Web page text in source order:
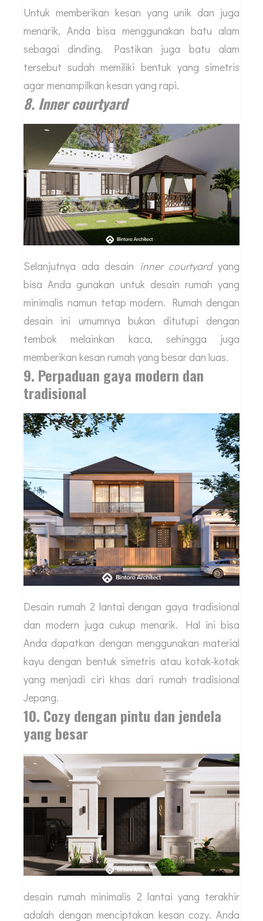
Untuk memberikan kesan yang unik dan juga
menarik, Anda bisa menggunakan batu alam
sebagai dinding. Pastikan juga batu alam
tersebut sudah memiliki bentuk yang simetris
agar menampilkan kesan yang rapi.
8. Inner courtyard
Selanjutnya ada desain inner courtyardyang
bisa Anda gunakan untuk desain rumah yang
minimalis namun tetap modern. Rumah dengan
desain ini umumnya bukan ditutupi dengan
tembok melainkan kaca, sehingga juga
memberikan kesan rumah yang besar dan luas.
9. Perpaduan gaya modern dan
tradisional
Desain rumah 2 lantai dengan gaya tradisional
dan modern juga cukup menarik. Hal ini bisa
Anda dapatkan dengan menggunakan material
kayu dengan bentuk simetris atau kotak-kotak
yang menjadi ciri khas dari rumah tradisional
Jepang.
10. Cozy dengan pintu dan jendela
yang besar
desain rumah minimalis 2 lantai yang terakhir
adalah dengan menciptakan kesan cozy. Anda